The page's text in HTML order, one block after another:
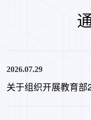
2026.07.29
关于组织开展教育